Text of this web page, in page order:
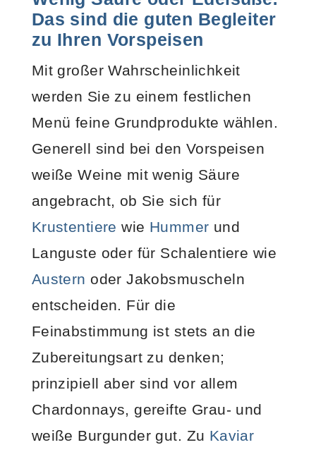
Das sind die guten Begleiter
zu Ihren Vorspeisen
Mit großer Wahrscheinlichkeit
werden Sie zu einem festlichen
Menü feine Grundprodukte wählen.
Generell sind bei den Vorspeisen
weiße Weine mit wenig Säure
angebracht, ob Sie sich für
Krustentiere wie Hummer und
Languste oder für Schalentiere wie
Austern oder Jakobsmuscheln
entscheiden. Für die
Feinabstimmung ist stets an die
Zubereitungsart zu denken;
prinzipiell aber sind vor allem
Chardonnays, gereifte Grau- und
weiße Burgunder gut. Zu Kaviar